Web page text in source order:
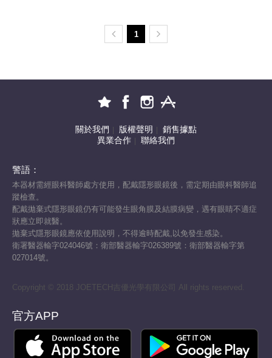
1
關於我們 版權聲明
銷售據點
異業合作
聯絡我們
警語：
本器材需經眼科醫師處方使用，配戴隱形眼鏡後，需定期由眼科醫師追
蹤檢查。
配戴拋棄式隱形眼鏡仍有可能發生眼角膜及結膜病變，遇有眼睛不適症
狀應立即就醫。
拋棄式隱形眼鏡應依使用說明，不得逾時配戴,以免發生感染。
衛署醫器輸字024046號：衛部醫器輸字026389號：衛部醫器輸字第
027014號。
Copyright © 2018 JOETECH吉優光學有限公司 All rights reserved.
官方APP